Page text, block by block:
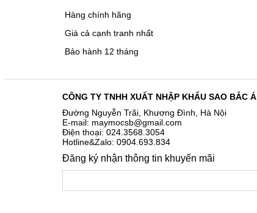
Hàng chính hãng
Giá cả cạnh tranh nhất
Bảo hành 12 tháng
CÔNG TY TNHH XUẤT NHẬP KHẨU SAO BẮC Á
Đường Nguyễn Trãi, Khương Đình, Hà Nội
E-mail: maymocsb@gmail.com
Điện thoại: 024.3568.3054
Hotline&Zalo: 0904.693.834
Đăng ký nhận thông tin khuyến mãi